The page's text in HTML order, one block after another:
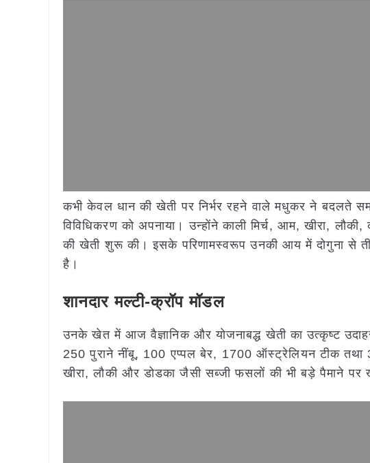
कभी केवल धान की खेती पर निर्भर रहने वाले मधुकर ने बदलते
विविधिकरण को अपनाया। उन्होंने काली मिर्च, आम, खीरा,
की खेती शुरू की। इसके परिणामस्वरूप उनकी आय में दोगुना से
है।
शानदार मल्टी-क्रॉप मॉडल
उनके खेत में आज वैज्ञानिक और योजनाबद्ध खेती का उत्कृष्ट
250 पुराने नींबू, 100 एप्पल बेर, 1700 ऑस्ट्रेलियन टीक
खीरा, लौकी और डोडका जैसी सब्जी फसलों की भी बड़े पैमाने